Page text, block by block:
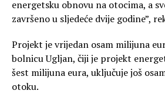
energetsku obnovu na otocima, a
završeno u sljedeće dvije godine”,
Projekt je vrijedan osam milijuna
bolnicu Ugljan, čiji je projekt
šest milijuna eura, uključuje još
otoku.